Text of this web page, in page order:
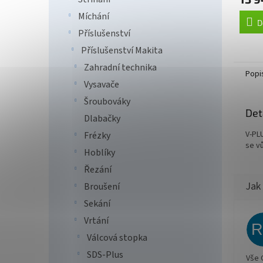
Míchání
Příslušenství
Příslušenství Makita
Zahradní technika
Vysavače
Šroubováky
Dlabačky
Frézky
Hoblíky
Řezání
Broušení
Sekání
Vrtání
Válcová stopka
SDS-Plus
V-
se
Vše